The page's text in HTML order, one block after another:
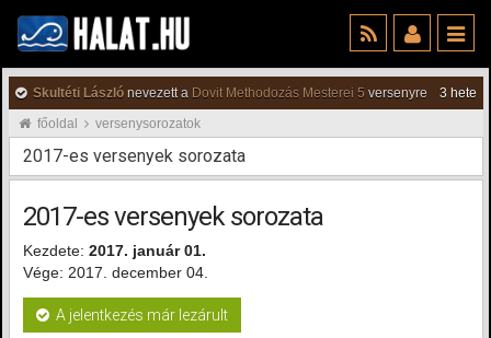
Skultéti László nevezett a Dovit Methodozás Mesterei 5 versenyre
3 hete
főoldal
versenysorozatok
2017-es versenyek sorozata
2017-es versenyek sorozata
Kezdete: 2017. január 01.
Vége: 2017. december 04.
A jelentkezés már lezárult